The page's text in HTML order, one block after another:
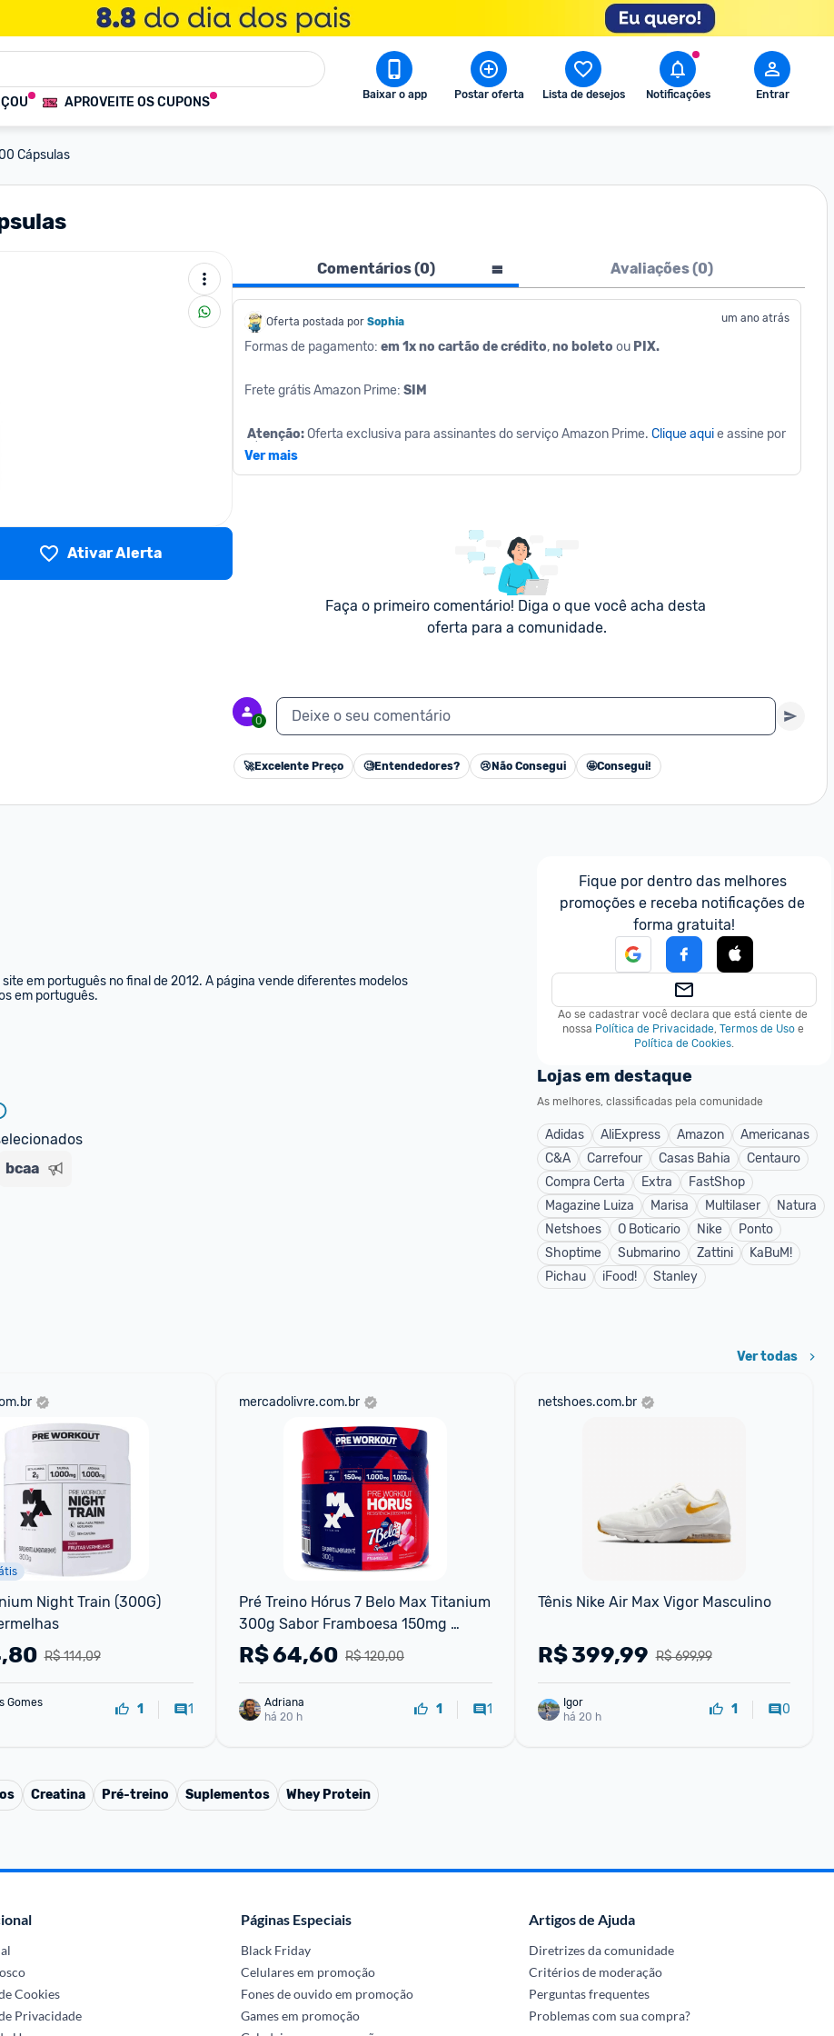
APROVEITE OS CUPONS Baixar o app Postar oferta Lista de desejos Notificações Entrar
Cápsulas
Ativar Alerta
Comentários (0) Avaliações (0)
Oferta postada por Sophia um ano atrás
Formas de pagamento: em 1x no cartão de crédito, no boleto ou PIX.
Frete grátis Amazon Prime: SIM
Atenção: Oferta exclusiva para assinantes do serviço Amazon Prime. Clique aqui e assine por
R$ 19,90 por mês (30 dias grátis).
Ver mais
Faça o primeiro comentário! Diga o que você acha desta
oferta para a comunidade.
0 Deixe o seu comentário
🚀Excelente Preço 🧐Entendedores? 😢 Não Consegui 🤩Consegui!
em português no final de 2012. A página vende diferentes modelos
em português.
bcaa
Fique por dentro das melhores
promoções e receba notificações de
forma gratuita!
Ao se cadastrar você declara que está ciente de
nossa Política de Privacidade, Termos de Uso e
Política de Cookies.
Lojas em destaque
As melhores, classificadas pela comunidade
Adidas AliExpress Amazon
Americanas
C&A
Carrefour Casas Bahia
Centauro
Compra Certa
Extra
FastShop
Magazine Luiza
Marisa Multilaser
Natura
Netshoes
O Boticario Nike
Ponto
Shoptime
Submarino Zattini
KaBuM!
Pichau
iFood! Stanley
Ver todas
Night Train (300G)
R$ 114,09
Gomes
1 1
mercadolivre.com.br
Pré Treino Hórus 7 Belo Max Titanium
300g Sabor Framboesa 150mg
Cafeína Energia Foco Performance
R$ 120,00
R$64,60
Adriana
há 20 h
1 1
netshoes.com.br
Tênis Nike Air Max Vigor Masculino
R$ 699,99
R$399,99
Igor
há 20 h
1 0
Creatina Pré-treino Suplementos Whey Protein
Cookies
Privacidade
Páginas Especiais
Black Friday
Celulares em promoção
Fones de ouvido em promoção
Games em promoção
Artigos de Ajuda
Diretrizes da comunidade
Critérios de moderação
Perguntas frequentes
Problemas com sua compra?